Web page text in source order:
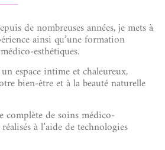
de nombreuses années, je mets à
ainsi qu’une formation
esthétiques.
espace intime et chaleureux,
bien-être et à la beauté naturelle
complète de soins médico-
à l’aide de technologies